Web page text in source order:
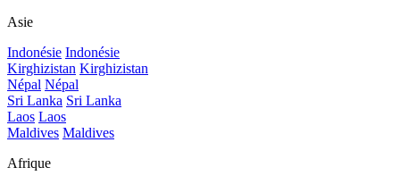
Asie
Indonésie Indonésie
Kirghizistan Kirghizistan
Népal Népal
Sri Lanka Sri Lanka
Laos Laos
Maldives Maldives
Afrique